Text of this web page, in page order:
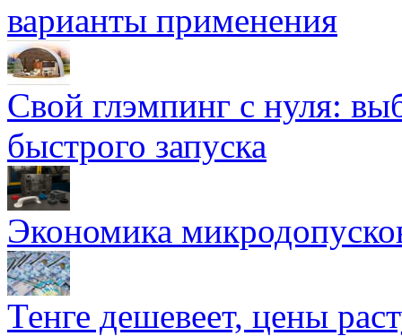
варианты применения
Свой глэмпинг с нуля:
быстрого запуска
Экономика
Тенге дешевеет, цены